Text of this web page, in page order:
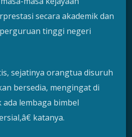
secara akademik dan
tinggi negeri
sejatinya orangtua disuruh
bersedia, mengingat di
lembaga bimbel
katanya.